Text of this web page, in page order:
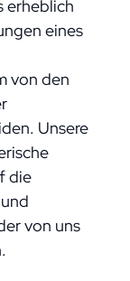
erheblich
eines
von den
Unsere
die
von uns